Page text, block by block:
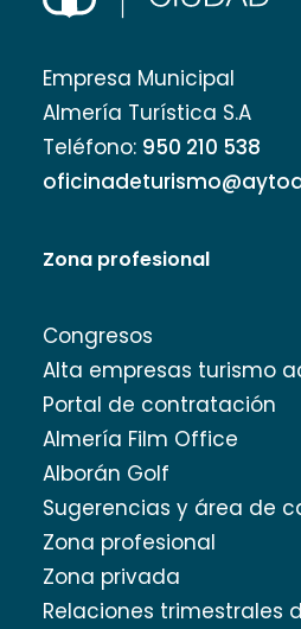
Empresa Municipal
Almería Turística S.A
Teléfono: 950 210 538
Zona profesional
Congresos
Alta empresas turismo
Portal de contratación
Almería Film Office
Alborán Golf
Sugerencias y área de
Zona profesional
Zona privada
Relaciones trimestrales